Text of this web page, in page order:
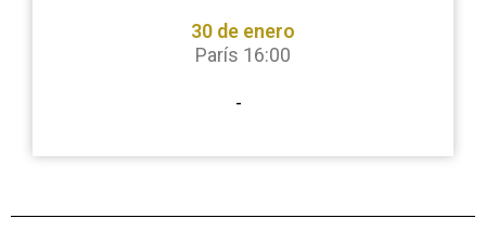
30 de enero
París 16:00
-